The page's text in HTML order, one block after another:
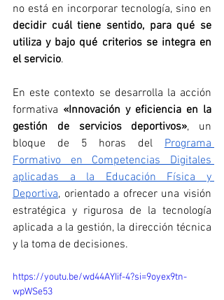
decidir cuál tiene sentido, para qué se
utiliza y bajo qué criterios se integra en
el servicio.
En este contexto se desarrolla la acción
formativa «Innovación y eficiencia en la
gestión de servicios deportivos», un
bloque de 5 horas del Programa
Formativo en Competencias Digitales
aplicadas a la Educación Física y
Deportiva, orientado a ofrecer una visión
estratégica y rigurosa de la tecnología
aplicada a la gestión, la dirección técnica
y la toma de decisiones.
https://youtu.be/wd44AYIif-4?si=9oyex9tn-
wpWSe53